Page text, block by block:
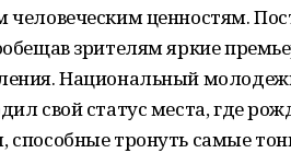
ценностям.
зрителям яркие
Национальный
свой статус места, где
способные тронуть самые